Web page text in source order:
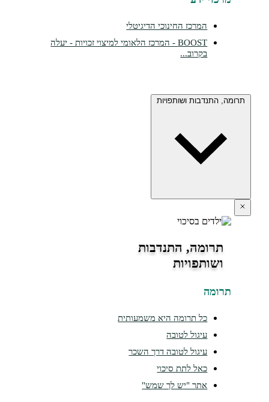
המרכז החינוכי הדיגיטלי
BOOST - המרכז הלאומי למיצוי זכויות - יעלה
התנדבות ושותפויות
תרומה, התנדבות
ושותפויות
כל תרומה היא משמעותית
עיגול לטובה
עיגול לטובה דרך השכר
כאל לתת סיכוי
אתר "יש לך שמש"